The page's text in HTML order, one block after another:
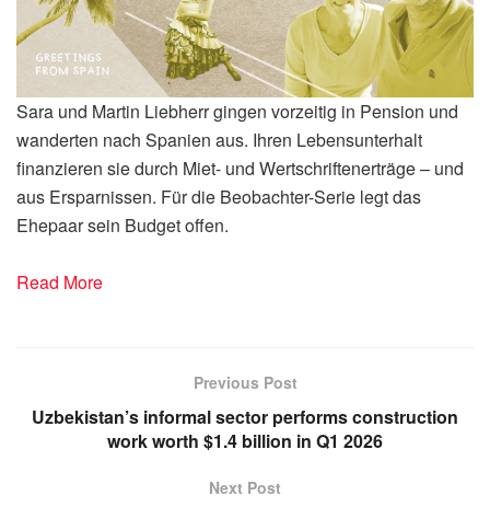
Sara und Martin Liebherr gingen vorzeitig in Pension und
wanderten nach Spanien aus. Ihren Lebensunterhalt
finanzieren sie durch Miet- und Wertschriftenerträge – und
aus Ersparnissen. Für die Beobachter-Serie legt das
Ehepaar sein Budget offen.
Read More
Previous Post
Uzbekistan’s informal sector performs construction
work worth $1.4 billion in Q1 2026
Next Post